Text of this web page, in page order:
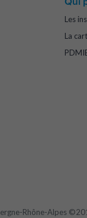
Les
La
Rhône-Alpes